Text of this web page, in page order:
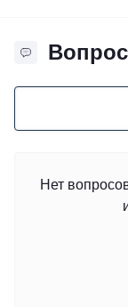
Нет